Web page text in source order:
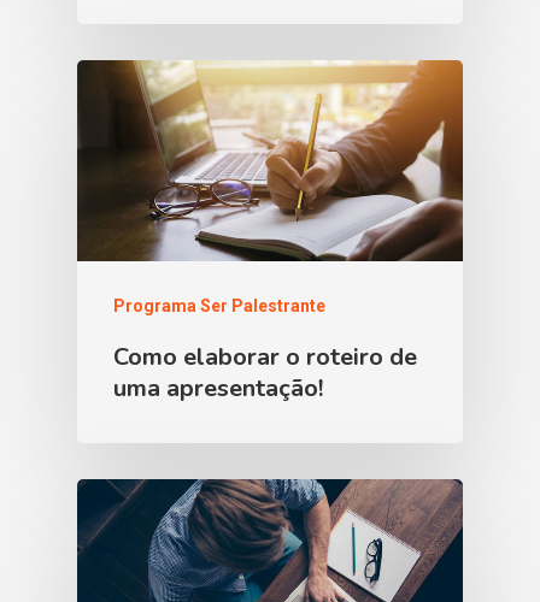
Programa Ser Palestrante
Como elaborar o roteiro de
uma apresentação!